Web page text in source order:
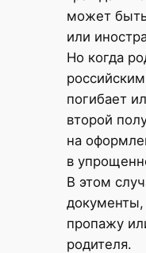
может
или
Но когда
погибает
второй
на
в
В этом
пропажу
родителя.